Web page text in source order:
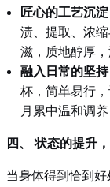
匠心的工艺沉淀
渍、提取、浓
滋，质地醇厚，
融入日常的坚持
杯，简单易行
月累中温和调养
四、 状态的提升
当身体得到恰到